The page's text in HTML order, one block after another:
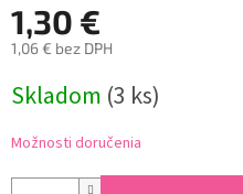
1,30 €
1,06 € bez DPH
cena:
Skladom (3 ks)
Možnosti doručenia